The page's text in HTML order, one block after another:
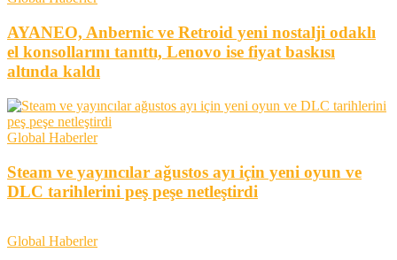
AYANEO, Anbernic ve Retroid yeni nostalji odaklı
el konsollarını tanıttı, Lenovo ise fiyat baskısı
altında kaldı
Global Haberler
Steam ve yayıncılar ağustos ayı için yeni oyun ve
DLC tarihlerini peş peşe netleştirdi
Global Haberler